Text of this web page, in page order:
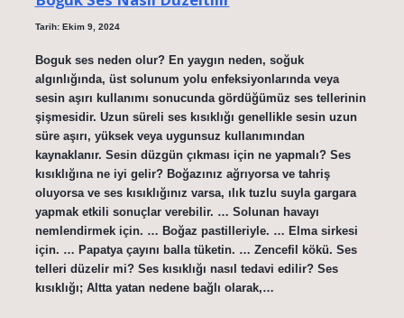
Tarih: Ekim 9, 2024
Boguk ses neden olur? En yaygın neden, soğuk
algınlığında, üst solunum yolu enfeksiyonlarında veya
sesin aşırı kullanımı sonucunda gördüğümüz ses tellerinin
şişmesidir. Uzun süreli ses kısıklığı genellikle sesin uzun
süre aşırı, yüksek veya uygunsuz kullanımından
kaynaklanır. Sesin düzgün çıkması için ne yapmalı? Ses
kısıklığına ne iyi gelir? Boğazınız ağrıyorsa ve tahriş
oluyorsa ve ses kısıklığınız varsa, ılık tuzlu suyla gargara
yapmak etkili sonuçlar verebilir. … Solunan havayı
nemlendirmek için. … Boğaz pastilleriyle. … Elma sirkesi
için. … Papatya çayını balla tüketin. … Zencefil kökü. Ses
telleri düzelir mi? Ses kısıklığı nasıl tedavi edilir? Ses
kısıklığı; Altta yatan nedene bağlı olarak,…